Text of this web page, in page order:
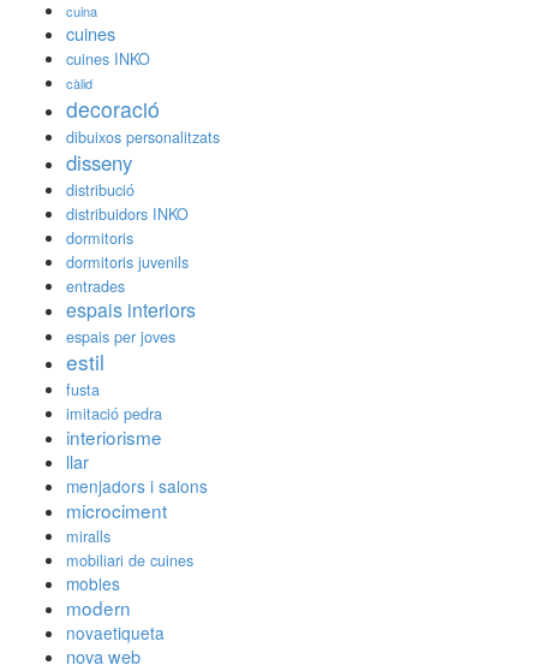
cuina
cuines
cuines INKO
càlid
decoració
dibuixos personalitzats
disseny
distribució
distribuidors INKO
dormitoris
dormitoris juvenils
entrades
espais interiors
espais per joves
estil
fusta
imitació pedra
interiorisme
llar
menjadors i salons
microciment
miralls
mobiliari de cuines
mobles
modern
novaetiqueta
nova web